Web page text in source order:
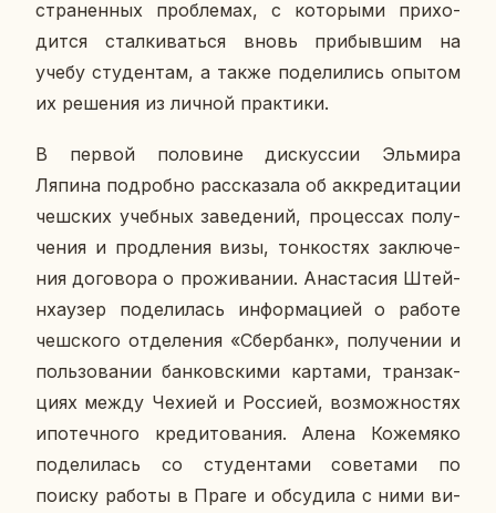
стра­нен­ных про­бле­мах, с ко­то­ры­ми при­хо­
дит­ся стал­ки­вать­ся вновь при­быв­шим на
учебу сту­ден­там, а также по­де­ли­лись опытом
их ре­ше­ния из личной прак­ти­ки.
В первой по­ло­вине дис­кус­сии Эль­ми­ра
Ляпина по­дроб­но рас­ска­за­ла об ак­кре­ди­та­ции
чеш­ских учеб­ных за­ве­де­ний, про­цес­сах по­лу­
че­ния и про­дле­ния визы, тон­ко­стях за­клю­че­
ния до­го­во­ра о про­жи­ва­нии. Ана­ста­сия Штей­
н­ха­у­зер по­де­ли­лась ин­фор­ма­ци­ей о работе
чеш­ско­го от­де­ле­ния «Сбер­банк», по­лу­че­нии и
поль­зо­ва­нии бан­ков­ски­ми кар­та­ми, тран­зак­
ци­ях между Чехией и Рос­си­ей, воз­мож­но­стях
ипо­теч­но­го кре­ди­то­ва­ния. Алена Ко­же­мя­ко
по­де­ли­лась со сту­ден­та­ми со­ве­та­ми по
поиску работы в Праге и об­су­ди­ла с ними ви­